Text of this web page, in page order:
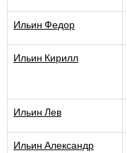
Ильин Федор
Ильин Кирилл
Ильин Лев
Ильин Александр